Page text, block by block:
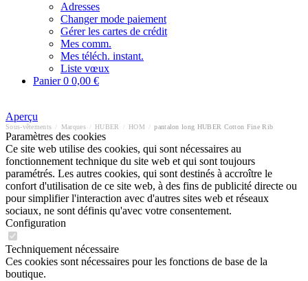
Adresses
Changer mode paiement
Gérer les cartes de crédit
Mes comm.
Mes téléch. instant.
Liste vœux
Panier0 0,00 €
Aperçu
Sous-vêtements Marques HUBER HOM pantalon long HUBER Cotton Fine Rib
Paramètres des cookies
Ce site web utilise des cookies, qui sont nécessaires au
fonctionnement technique du site web et qui sont toujours
paramétrés. Les autres cookies, qui sont destinés à accroître le
confort d'utilisation de ce site web, à des fins de publicité directe ou
pour simplifier l'interaction avec d'autres sites web et réseaux
sociaux, ne sont définis qu'avec votre consentement.
Configuration
Techniquement nécessaire
Ces cookies sont nécessaires pour les fonctions de base de la
boutique.